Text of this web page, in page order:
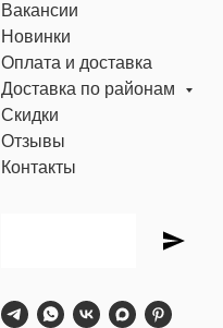
Вакансии
Новинки
Оплата и доставка
Доставка по районам
Скидки
Отзывы
Контакты